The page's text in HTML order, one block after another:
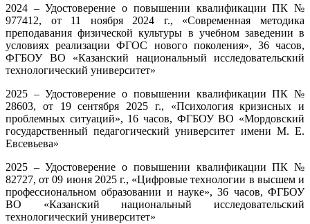
2024 – Удостоверение о повышении квалификации ПК №
977412, от 11 ноября 2024 г., «Современная методика
преподавания физической культуры в учебном заведении в
условиях реализации ФГОС нового поколения», 36 часов,
ФГБОУ ВО «Казанский национальный исследовательский
технологический университет»
2025 – Удостоверение о повышении квалификации ПК №
28603, от 19 сентября 2025 г., «Психология кризисных и
проблемных ситуаций», 16 часов, ФГБОУ ВО «Мордовский
государственный педагогический университет имени М. Е.
Евсевьева»
2025 – Удостоверение о повышении квалификации ПК №
82727, от 09 июня 2025 г., «Цифровые технологии в высшем и
профессиональном образовании и науке», 36 часов, ФГБОУ
ВО «Казанский национальный исследовательский
технологический университет»